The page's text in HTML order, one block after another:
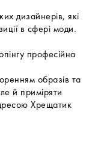
дизайнерів, які
в сфері моди.
професійна
образів та
й приміряти
Хрещатик